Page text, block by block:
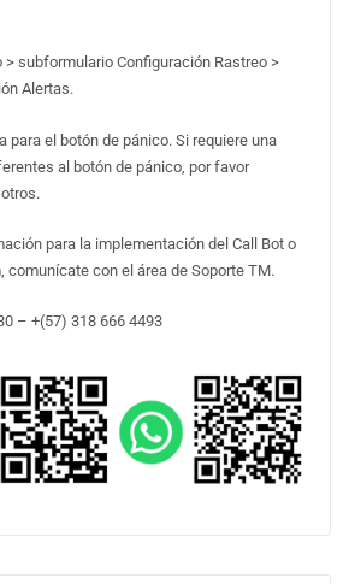
> subformulario Configuración Rastreo >
Alertas.
para el botón de pánico. Si requiere una
al botón de pánico, por favor
para la implementación del Call Bot o
comunícate con el área de Soporte TM.
– +(57) 318 666 4493